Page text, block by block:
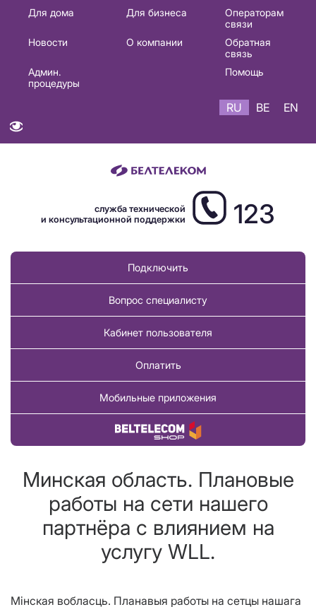
Основная
навигация
Для дома Для бизнеса
Операторам
связи
Новости
О компании
Обратная
связь
Админ.
процедуры
Помощь
RU BE EN
служба технической
и консультационной поддержки
123
Подключить
Вопрос специалисту
Кабинет пользователя
Оплатить
Мобильные приложения
Купить товар
Минская область. Плановые
работы на сети нашего
партнёра с влиянием на
услугу WLL.
Мінская вобласць. Планавыя работы на сетцы нашага